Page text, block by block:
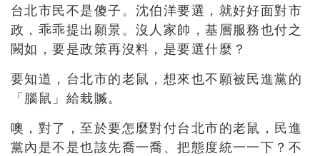
台北市民不是傻子。沈伯洋要選，就好好面對市
政，乖乖提出願景。沒人家帥，基層服務也付之
闕如，要是政策再沒料，是要選什麼？
要知道，台北市的老鼠，想來也不願被民進黨的
「腦鼠」給栽贓。
噢，對了，至於要怎麼對付台北市的老鼠，民進
黨內是不是也該先喬一喬、把態度統一一下？不